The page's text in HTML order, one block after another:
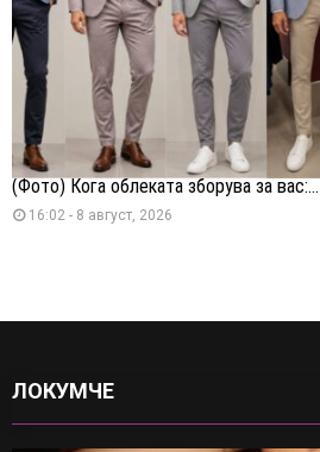
(Фото) Кога облеката зборува за вас:...
16:02 - 8 август, 2026
ЛОКУМЧЕ